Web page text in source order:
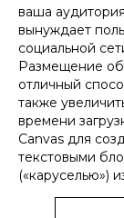
ваша
вынуждает
социальной
Размещение
отличный
также
времени
Canvas для
текстовыми
(«каруселью»)